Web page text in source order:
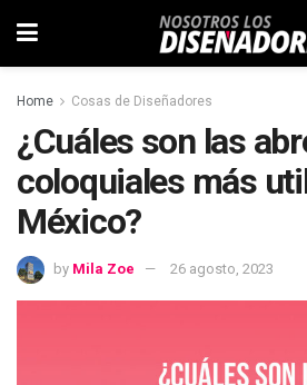
Home Cosas de Diseñadores
¿Cuáles son las
coloquiales más
México?
by Mila Zoe 26 agosto, 2023